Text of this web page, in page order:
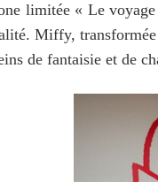
limitée « Le
Miffy,
de fantaisie et de